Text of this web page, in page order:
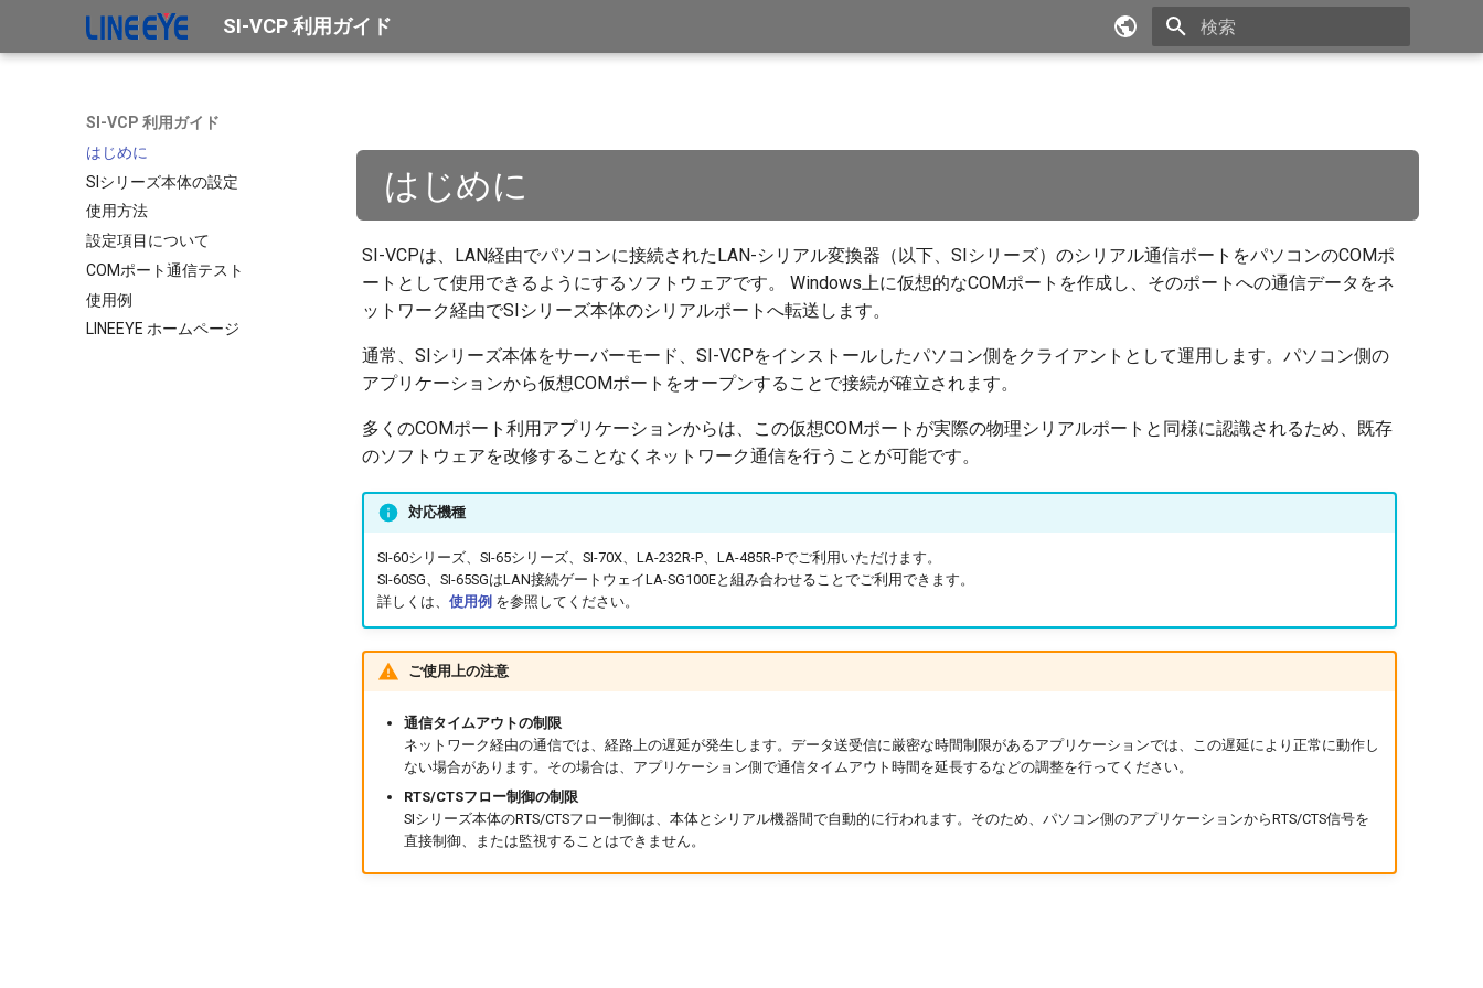
SI-VCP 利用ガイド
SI-VCP 利用ガイド
はじめに
SIシリーズ本体の設定
使用方法
設定項目について
COMポート通信テスト
使用例
LINEEYE ホームページ
はじめに
SI-VCPは、LAN経由でパソコンに接続されたLAN-シリアル変換器（以下、SIシリーズ）のシリアル通信ポートをパソコンのCOMポ
ートとして使用できるようにするソフトウェアです。 Windows上に仮想的なCOMポートを作成し、そのポートへの通信データをネ
ットワーク経由でSIシリーズ本体のシリアルポートへ転送します。
通常、SIシリーズ本体をサーバーモード、SI-VCPをインストールしたパソコン側をクライアントとして運用します。パソコン側の
アプリケーションから仮想COMポートをオープンすることで接続が確立されます。
多くのCOMポート利用アプリケーションからは、この仮想COMポートが実際の物理シリアルポートと同様に認識されるため、既存
のソフトウェアを改修することなくネットワーク通信を行うことが可能です。
対応機種
SI-60シリーズ、SI-65シリーズ、SI-70X、LA-232R-P、LA-485R-Pでご利用いただけます。
SI-60SG、SI-65SGはLAN接続ゲートウェイLA-SG100Eと組み合わせることでご利用できます。
詳しくは、 使用例 を参照してください。
ご使用上の注意
通信タイムアウトの制限
ネットワーク経由の通信では、経路上の遅延が発生します。データ送受信に厳密な時間制限があるアプリケーションでは、この遅延により正常に動作し
ない場合があります。その場合は、アプリケーション側で通信タイムアウト時間を延長するなどの調整を行ってください。
RTS/CTSフロー制御の制限
SIシリーズ本体のRTS/CTSフロー制御は、本体とシリアル機器間で自動的に行われます。そのため、パソコン側のアプリケーションからRTS/CTS信号を
直接制御、または監視することはできません。